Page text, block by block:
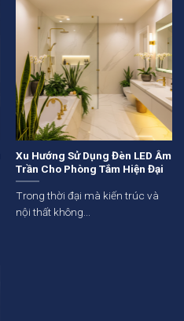
Xu Hướng Sử Dụng Đèn LED Âm
Trần Cho Phòng Tắm Hiện Đại
Trong thời đại mà kiến trúc và
nội thất không...